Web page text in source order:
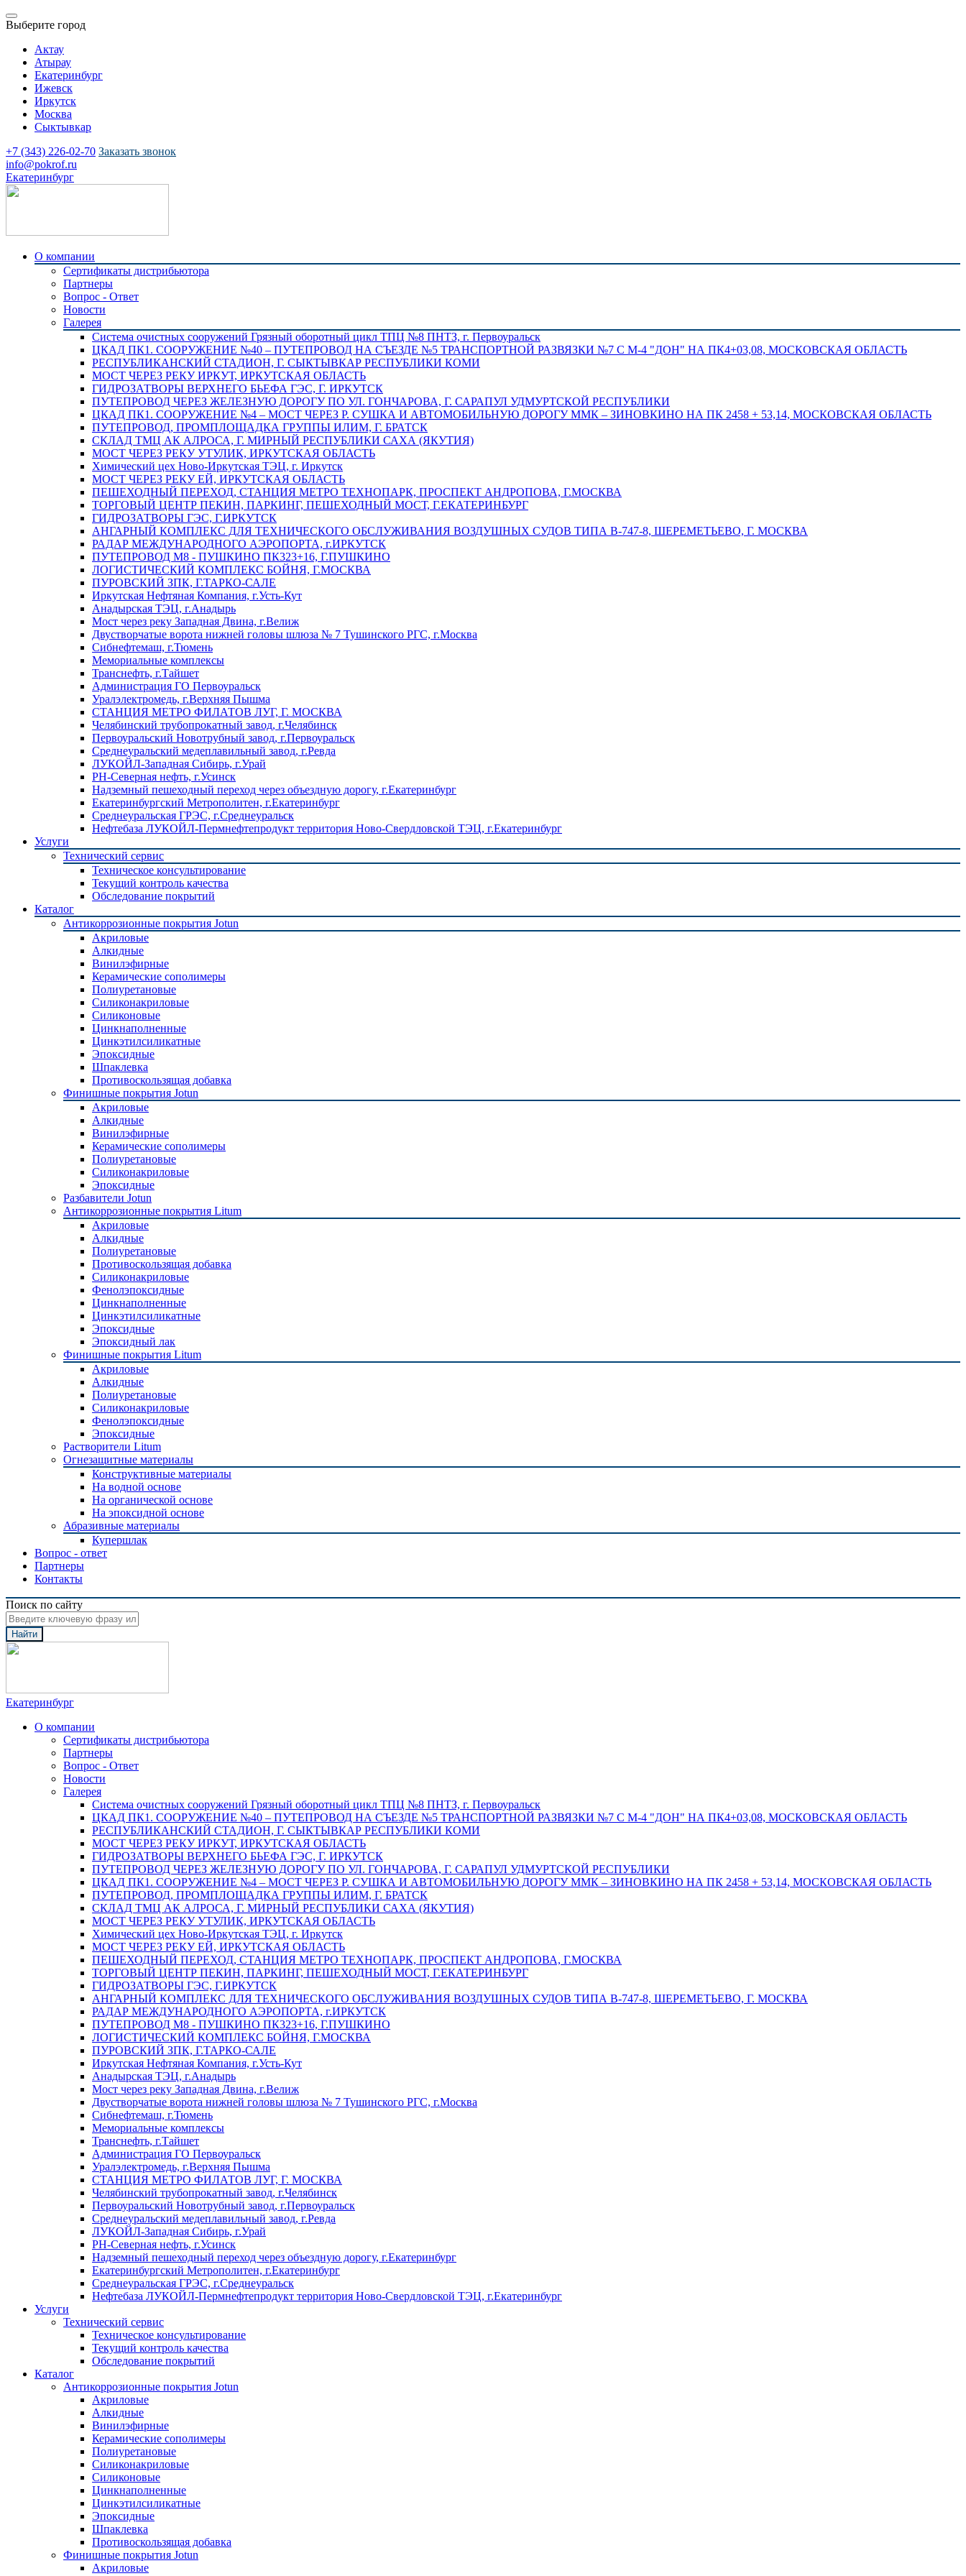
Выберите город
Актау
Атырау
Екатеринбург
Ижевск
Иркутск
Москва
Сыктывкар
+7 (343) 226-02-70 Заказать звонок
info@pokrof.ru
Екатеринбург
О компании
Сертификаты дистрибьютора
Партнеры
Вопрос - Ответ
Новости
Галерея
Система очистных сооружений Грязный оборотный цикл ТПЦ №8 ПНТЗ, г. Первоуральск
ЦКАД ПК1. СООРУЖЕНИЕ №40 – ПУТЕПРОВОД НА СЪЕЗДЕ №5 ТРАНСПОРТНОЙ РАЗВЯЗКИ №7 С М-4 "ДОН" НА ПК4+03,08, МОСКОВСКАЯ ОБЛАСТЬ
РЕСПУБЛИКАНСКИЙ СТАДИОН, Г. СЫКТЫВКАР РЕСПУБЛИКИ КОМИ
МОСТ ЧЕРЕЗ РЕКУ ИРКУТ, ИРКУТСКАЯ ОБЛАСТЬ
ГИДРОЗАТВОРЫ ВЕРХНЕГО БЬЕФА ГЭС, Г. ИРКУТСК
ПУТЕПРОВОД ЧЕРЕЗ ЖЕЛЕЗНУЮ ДОРОГУ ПО УЛ. ГОНЧАРОВА, Г. САРАПУЛ УДМУРТСКОЙ РЕСПУБЛИКИ
ЦКАД ПК1. СООРУЖЕНИЕ №4 – МОСТ ЧЕРЕЗ Р. СУШКА И АВТОМОБИЛЬНУЮ ДОРОГУ ММК – ЗИНОВКИНО НА ПК 2458 + 53,14, МОСКОВСКАЯ ОБЛАСТЬ
ПУТЕПРОВОД, ПРОМПЛОЩАДКА ГРУППЫ ИЛИМ, Г. БРАТСК
СКЛАД ТМЦ АК АЛРОСА, Г. МИРНЫЙ РЕСПУБЛИКИ САХА (ЯКУТИЯ)
МОСТ ЧЕРЕЗ РЕКУ УТУЛИК, ИРКУТСКАЯ ОБЛАСТЬ
Химический цех Ново-Иркутская ТЭЦ, г. Иркутск
МОСТ ЧЕРЕЗ РЕКУ ЕЙ, ИРКУТСКАЯ ОБЛАСТЬ
ПЕШЕХОДНЫЙ ПЕРЕХОД, СТАНЦИЯ МЕТРО ТЕХНОПАРК, ПРОСПЕКТ АНДРОПОВА, Г.МОСКВА
ТОРГОВЫЙ ЦЕНТР ПЕКИН, ПАРКИНГ, ПЕШЕХОДНЫЙ МОСТ, Г.ЕКАТЕРИНБУРГ
ГИДРОЗАТВОРЫ ГЭС, Г.ИРКУТСК
АНГАРНЫЙ КОМПЛЕКС ДЛЯ ТЕХНИЧЕСКОГО ОБСЛУЖИВАНИЯ ВОЗДУШНЫХ СУДОВ ТИПА В-747-8, ШЕРЕМЕТЬЕВО, Г. МОСКВА
РАДАР МЕЖДУНАРОДНОГО АЭРОПОРТА, г.ИРКУТСК
ПУТЕПРОВОД М8 - ПУШКИНО ПК323+16, Г.ПУШКИНО
ЛОГИСТИЧЕСКИЙ КОМПЛЕКС БОЙНЯ, Г.МОСКВА
ПУРОВСКИЙ ЗПК, Г.ТАРКО-САЛЕ
Иркутская Нефтяная Компания, г.Усть-Кут
Анадырская ТЭЦ, г.Анадырь
Мост через реку Западная Двина, г.Велиж
Двустворчатые ворота нижней головы шлюза № 7 Тушинского РГС, г.Москва
Сибнефтемаш, г.Тюмень
Мемориальные комплексы
Транснефть, г.Тайшет
Администрация ГО Первоуральск
Уралэлектромедь, г.Верхняя Пышма
СТАНЦИЯ МЕТРО ФИЛАТОВ ЛУГ, Г. МОСКВА
Челябинский трубопрокатный завод, г.Челябинск
Первоуральский Новотрубный завод, г.Первоуральск
Среднеуральский медеплавильный завод, г.Ревда
ЛУКОЙЛ-Западная Сибирь, г.Урай
РН-Северная нефть, г.Усинск
Надземный пешеходный переход через объездную дорогу, г.Екатеринбург
Екатеринбургский Метрополитен, г.Екатеринбург
Среднеуральская ГРЭС, г.Среднеуральск
Нефтебаза ЛУКОЙЛ-Пермнефтепродукт территория Ново-Свердловской ТЭЦ, г.Екатеринбург
Услуги
Технический сервис
Техническое консультирование
Текущий контроль качества
Обследование покрытий
Каталог
Антикоррозионные покрытия Jotun
Акриловые
Алкидные
Винилэфирные
Керамические сополимеры
Полиуретановые
Силиконакриловые
Силиконовые
Цинкнаполненные
Цинкэтилсиликатные
Эпоксидные
Шпаклевка
Противоскользящая добавка
Финишные покрытия Jotun
Акриловые
Алкидные
Винилэфирные
Керамические сополимеры
Полиуретановые
Силиконакриловые
Эпоксидные
Разбавители Jotun
Антикоррозионные покрытия Litum
Акриловые
Алкидные
Полиуретановые
Противоскользящая добавка
Силиконакриловые
Фенолэпоксидные
Цинкнаполненные
Цинкэтилсиликатные
Эпоксидные
Эпоксидный лак
Финишные покрытия Litum
Акриловые
Алкидные
Полиуретановые
Силиконакриловые
Фенолэпоксидные
Эпоксидные
Растворители Litum
Огнезащитные материалы
Конструктивные материалы
На водной основе
На органической основе
На эпоксидной основе
Абразивные материалы
Купершлак
Вопрос - ответ
Партнеры
Контакты
Поиск по сайту
Найти
Екатеринбург
О компании
Сертификаты дистрибьютора
Партнеры
Вопрос - Ответ
Новости
Галерея
Система очистных сооружений Грязный оборотный цикл ТПЦ №8 ПНТЗ, г. Первоуральск
ЦКАД ПК1. СООРУЖЕНИЕ №40 – ПУТЕПРОВОД НА СЪЕЗДЕ №5 ТРАНСПОРТНОЙ РАЗВЯЗКИ №7 С М-4 "ДОН" НА ПК4+03,08, МОСКОВСКАЯ ОБЛАСТЬ
РЕСПУБЛИКАНСКИЙ СТАДИОН, Г. СЫКТЫВКАР РЕСПУБЛИКИ КОМИ
МОСТ ЧЕРЕЗ РЕКУ ИРКУТ, ИРКУТСКАЯ ОБЛАСТЬ
ГИДРОЗАТВОРЫ ВЕРХНЕГО БЬЕФА ГЭС, Г. ИРКУТСК
ПУТЕПРОВОД ЧЕРЕЗ ЖЕЛЕЗНУЮ ДОРОГУ ПО УЛ. ГОНЧАРОВА, Г. САРАПУЛ УДМУРТСКОЙ РЕСПУБЛИКИ
ЦКАД ПК1. СООРУЖЕНИЕ №4 – МОСТ ЧЕРЕЗ Р. СУШКА И АВТОМОБИЛЬНУЮ ДОРОГУ ММК – ЗИНОВКИНО НА ПК 2458 + 53,14, МОСКОВСКАЯ ОБЛАСТЬ
ПУТЕПРОВОД, ПРОМПЛОЩАДКА ГРУППЫ ИЛИМ, Г. БРАТСК
СКЛАД ТМЦ АК АЛРОСА, Г. МИРНЫЙ РЕСПУБЛИКИ САХА (ЯКУТИЯ)
МОСТ ЧЕРЕЗ РЕКУ УТУЛИК, ИРКУТСКАЯ ОБЛАСТЬ
Химический цех Ново-Иркутская ТЭЦ, г. Иркутск
МОСТ ЧЕРЕЗ РЕКУ ЕЙ, ИРКУТСКАЯ ОБЛАСТЬ
ПЕШЕХОДНЫЙ ПЕРЕХОД, СТАНЦИЯ МЕТРО ТЕХНОПАРК, ПРОСПЕКТ АНДРОПОВА, Г.МОСКВА
ТОРГОВЫЙ ЦЕНТР ПЕКИН, ПАРКИНГ, ПЕШЕХОДНЫЙ МОСТ, Г.ЕКАТЕРИНБУРГ
ГИДРОЗАТВОРЫ ГЭС, Г.ИРКУТСК
АНГАРНЫЙ КОМПЛЕКС ДЛЯ ТЕХНИЧЕСКОГО ОБСЛУЖИВАНИЯ ВОЗДУШНЫХ СУДОВ ТИПА В-747-8, ШЕРЕМЕТЬЕВО, Г. МОСКВА
РАДАР МЕЖДУНАРОДНОГО АЭРОПОРТА, г.ИРКУТСК
ПУТЕПРОВОД М8 - ПУШКИНО ПК323+16, Г.ПУШКИНО
ЛОГИСТИЧЕСКИЙ КОМПЛЕКС БОЙНЯ, Г.МОСКВА
ПУРОВСКИЙ ЗПК, Г.ТАРКО-САЛЕ
Иркутская Нефтяная Компания, г.Усть-Кут
Анадырская ТЭЦ, г.Анадырь
Мост через реку Западная Двина, г.Велиж
Двустворчатые ворота нижней головы шлюза № 7 Тушинского РГС, г.Москва
Сибнефтемаш, г.Тюмень
Мемориальные комплексы
Транснефть, г.Тайшет
Администрация ГО Первоуральск
Уралэлектромедь, г.Верхняя Пышма
СТАНЦИЯ МЕТРО ФИЛАТОВ ЛУГ, Г. МОСКВА
Челябинский трубопрокатный завод, г.Челябинск
Первоуральский Новотрубный завод, г.Первоуральск
Среднеуральский медеплавильный завод, г.Ревда
ЛУКОЙЛ-Западная Сибирь, г.Урай
РН-Северная нефть, г.Усинск
Надземный пешеходный переход через объездную дорогу, г.Екатеринбург
Екатеринбургский Метрополитен, г.Екатеринбург
Среднеуральская ГРЭС, г.Среднеуральск
Нефтебаза ЛУКОЙЛ-Пермнефтепродукт территория Ново-Свердловской ТЭЦ, г.Екатеринбург
Услуги
Технический сервис
Техническое консультирование
Текущий контроль качества
Обследование покрытий
Каталог
Антикоррозионные покрытия Jotun
Акриловые
Алкидные
Винилэфирные
Керамические сополимеры
Полиуретановые
Силиконакриловые
Силиконовые
Цинкнаполненные
Цинкэтилсиликатные
Эпоксидные
Шпаклевка
Противоскользящая добавка
Финишные покрытия Jotun
Акриловые